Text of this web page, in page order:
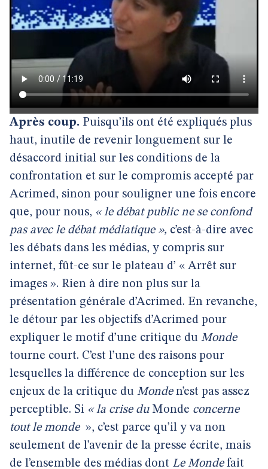
Après coup. Puisqu’ils ont été expliqués plus
haut, inutile de revenir longuement sur le
désaccord initial sur les conditions de la
confrontation et sur le compromis accepté par
Acrimed, sinon pour souligner une fois encore
que, pour nous, « le débat public ne se confond
pas avec le débat médiatique », c’est-à-dire avec
les débats dans les médias, y compris sur
internet, fût-ce sur le plateau d’ « Arrêt sur
images ». Rien à dire non plus sur la
présentation générale d’Acrimed. En revanche,
le détour par les objectifs d’Acrimed pour
expliquer le motif d’une critique du Monde
tourne court. C’est l’une des raisons pour
lesquelles la différence de conception sur les
enjeux de la critique du Monden’est pas assez
perceptible. Si « la crise du Monde concerne
tout le monde », c’est parce qu’il y va non
seulement de l’avenir de la presse écrite, mais
de l’ensemble des médias dont Le Mondefait